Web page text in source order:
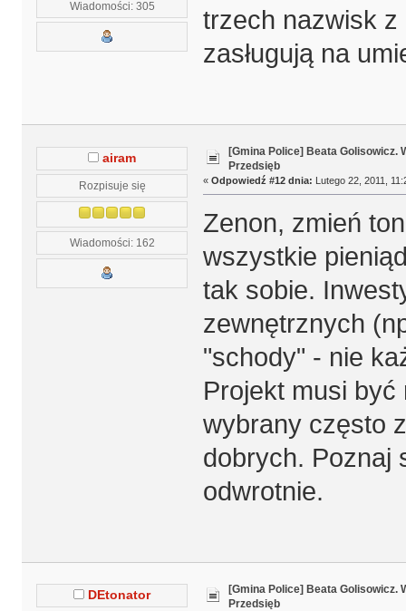
Wiadomości: 305
trzech nazwisk z
zasługują na
airam
Rozpisuje się
Wiadomości: 162
[Gmina Police] Beata Golisowicz.
Przedsięb
« Odpowiedź #12 dnia: Lutego 22, 2011,
Zenon, zmień
wszystkie
tak sobie.
zewnętrznych
"schody" - nie
Projekt musi być
wybrany często
dobrych. Poznaj
odwrotnie.
DEtonator
[Gmina Police] Beata Golisowicz.
Przedsięb